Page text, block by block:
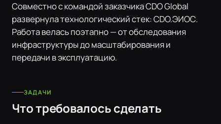
Совместно с командой заказчика CDO Global
развернула технологический стек: CDO.ЭИОС.
Работа велась поэтапно — от обследования
инфраструктуры до масштабирования и
передачи в эксплуатацию.
ЗАДАЧИ
Что требовалось сделать